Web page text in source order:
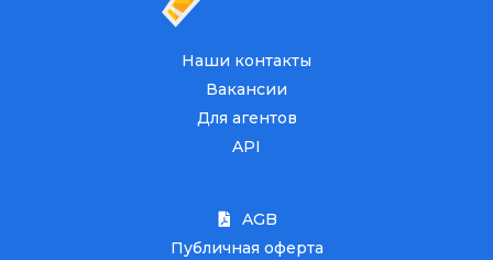
Наши контакты
Вакансии
Для агентов
API
AGB
Публичная оферта